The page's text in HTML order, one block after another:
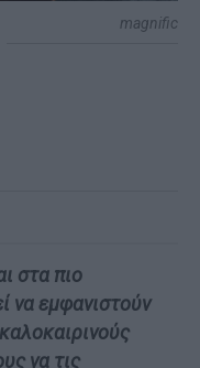
magnific
στα πιο
να εμφανιστούν
να τις